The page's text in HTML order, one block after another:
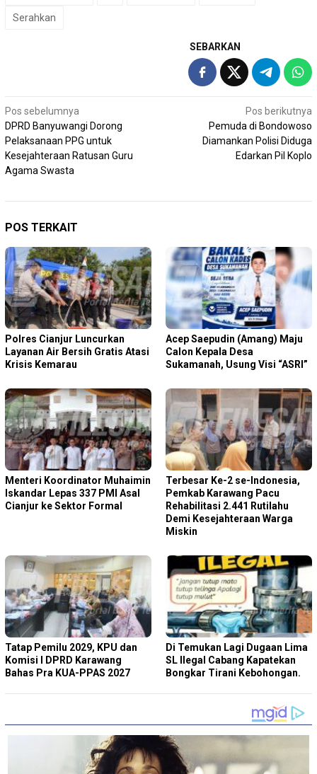
Serahkan
SEBARKAN
Navigasi
pos
Pos sebelumnya
DPRD Banyuwangi Dorong
Pelaksanaan PPG untuk
Kesejahteraan Ratusan Guru
Agama Swasta
Pos berikutnya
Pemuda di Bondowoso
Diamankan Polisi Diduga
Edarkan Pil Koplo
POS TERKAIT
Polres Cianjur Luncurkan
Layanan Air Bersih Gratis Atasi
Krisis Kemarau
Acep Saepudin (Amang) Maju
Calon Kepala Desa
Sukamanah, Usung Visi “ASRI”
Menteri Koordinator Muhaimin
Iskandar Lepas 337 PMI Asal
Cianjur ke Sektor Formal
Terbesar Ke-2 se-Indonesia,
Pemkab Karawang Pacu
Rehabilitasi 2.441 Rutilahu
Demi Kesejahteraan Warga
Miskin
Tatap Pemilu 2029, KPU dan
Komisi I DPRD Karawang
Bahas Pra KUA-PPAS 2027
Di Temukan Lagi Dugaan Lima
SL Ilegal Cabang Kapatekan
Bongkar Tirani Kebohongan.